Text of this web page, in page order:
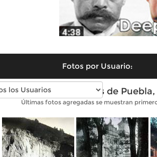
Fotos por Usuario:
Fotos antiguas de Puebla,
Últimas fotos agregadas se muestran primero